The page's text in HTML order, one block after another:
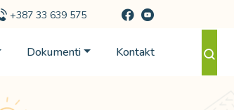
+387 33 639 575
Dokumenti Kontakt